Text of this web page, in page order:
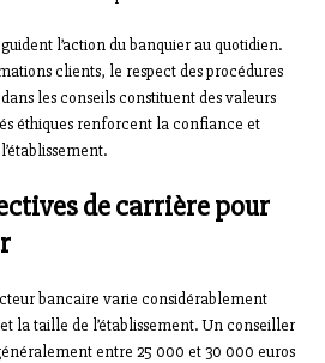
l’action du banquier au quotidien.
clients, le respect des procédures
les conseils constituent des valeurs
éthiques renforcent la confiance et
de carrière pour
bancaire varie considérablement
la taille de l’établissement. Un conseiller
entre 25 000 et 30 000 euros